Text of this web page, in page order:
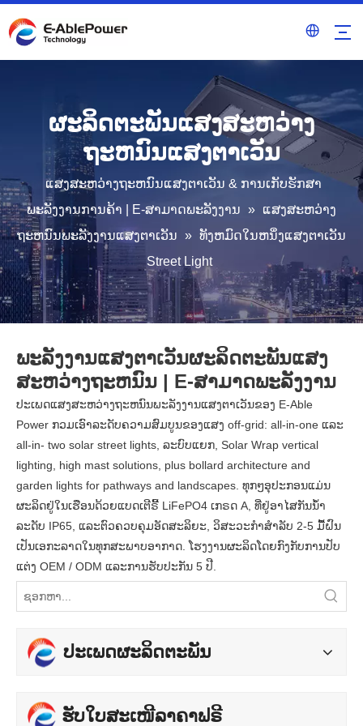
ຜະລິດຕະພັນແສງສະຫວ່າງ
ຖະຫນົນແສງຕາເວັນ
ແສງສະຫວ່າງຖະຫນົນແສງຕາເວັນ & ການເກັບຮັກສາ
ພະລັງງານການຄ້າ | E-ສາມາດພະລັງງານ » ແສງສະຫວ່າງ
ຖະຫນົນພະລັງງານແສງຕາເວັນ » ທັງຫມົດໃນຫນຶ່ງແສງຕາເວັນ
Street Light
ພະລັງງານແສງຕາເວັນຜະລິດຕະພັນແສງ
ສະຫວ່າງຖະຫນົນ | E-ສາມາດພະລັງງານ
ປະເພດແສງສະຫວ່າງຖະຫນົນພະລັງງານແສງຕາເວັນຂອງ E-Able
Power ກວມເອົາລະດັບຄວາມສົມບູນຂອງແສງ off-grid: all-in-one ແລະ
all-in- two solar street lights, ລະບົບແຍກ, Solar Wrap vertical
lighting, high mast solutions, plus bollard architecture and
garden lights for pathways and landscapes. ທຸກໆອຸປະກອນແມ່ນ
ຜະລິດຢູ່ໃນເຮືອນດ້ວຍແບດເຕີຣີ້ LiFePO4 ເກຣດ A, ທີ່ຢູ່ອາໄສກັນນ້ໍາ
ລະດັບ IP65, ແລະຕົວຄວບຄຸມອັດສະລິຍະ, ວິສະວະກໍາສໍາລັບ 2-5 ມື້ຝົນ
ເປັນເອກະລາດໃນທຸກສະພາບອາກາດ. ໂຮງງານຜະລິດໂດຍກົງກັບການປັບ
ແຕ່ງ OEM / ODM ແລະການຮັບປະກັນ 5 ປີ.
ປະເພດຜະລິດຕະພັນ
ຮັບໃບສະເໜີລາຄາຟຣີ